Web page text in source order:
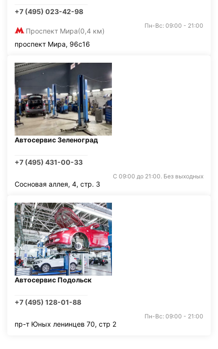
+7 (495) 023-42-98
Проспект Мира(0,4 км)
Пн-Вс: 09:00 - 21:00
проспект Мира, 96с16
Автосервис Зеленоград
+7 (495) 431-00-33
С 09:00 до 21:00. Без выходных
Сосновая аллея, 4, стр. 3
Автосервис Подольск
+7 (495) 128-01-88
Пн-Вс: 09:00 - 21:00
пр-т Юных ленинцев 70, стр 2